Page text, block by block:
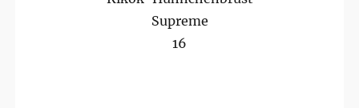
Supreme
16